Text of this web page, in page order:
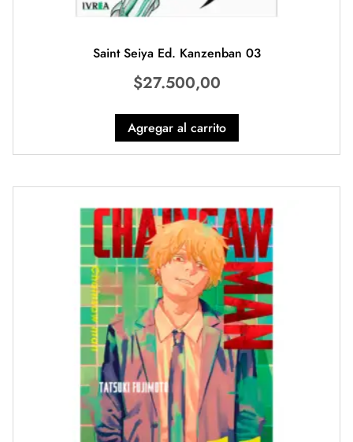
Saint Seiya Ed. Kanzenban 03
$27.500,00
Agregar al carrito